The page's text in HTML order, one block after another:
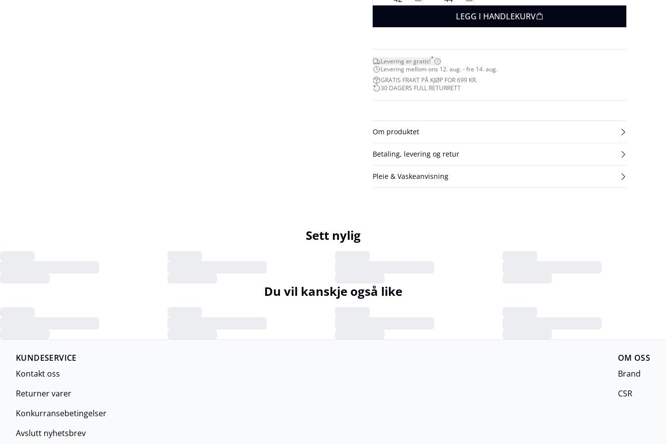
LEGG I HANDLEKURV
Levering er gratis!*
Levering mellom ons 12. aug. - fre 14. aug.
GRATIS FRAKT PÅ KJØP FOR 699 KR.
30 DAGERS FULL RETURRETT
Om produktet
Betaling, levering og retur
Pleie & Vaskeanvisning
Sett nylig
Du vil kanskje også like
KUNDESERVICE
Kontakt oss
Returner varer
Konkurransebetingelser
Avslutt nyhetsbrev
OM OSS
Brand
CSR